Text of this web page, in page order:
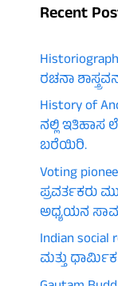
Recent
ರಚನಾ
History of
ನಲ್ಲಿ ಇತಿಹಾಸ
ಬರೆಯಿರಿ.
Voting
ಪ್ರವರ್ತಕರು
ಅಧ್ಯಯನ
Indian
ಮತ್ತು